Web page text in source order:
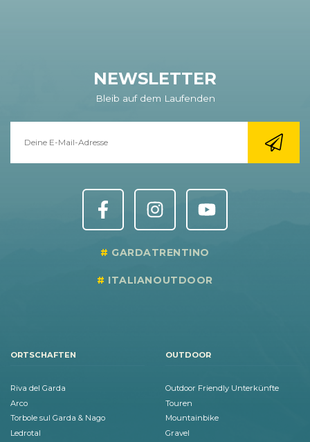
NEWSLETTER
Bleib auf dem Laufenden
GARDATRENTINO
ITALIANOUTDOOR
ORTSCHAFTEN
Riva del Garda
Arco
Torbole sul Garda & Nago
Ledrotal
OUTDOOR
Outdoor Friendly Unterkünfte
Touren
Mountainbike
Gravel